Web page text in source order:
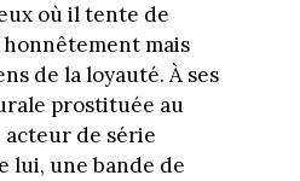
où il tente de
honnêtement mais
de la loyauté. À ses
prostituée au
de série
lui, une bande de